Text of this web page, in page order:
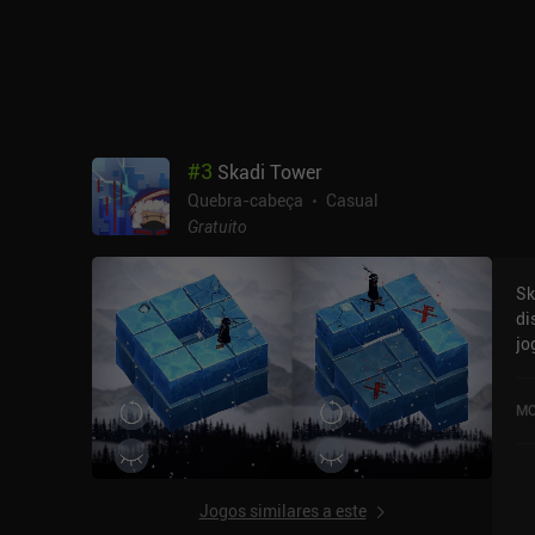
#3 Skadi Tower
Quebra-cabeça
Casual
Gratuito
Jogos similares a este